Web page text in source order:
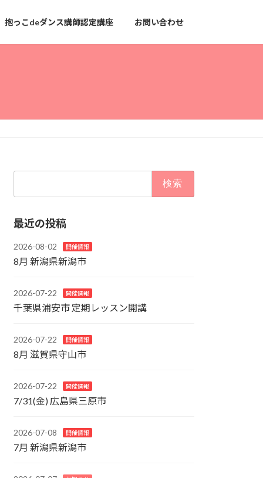
抱っこdeダンス講師認定講座 お問い合わせ
最近の投稿
2026-08-02 開催情報
8月 新潟県新潟市
2026-07-22 開催情報
千葉県浦安市 定期レッスン開講
2026-07-22 開催情報
8月 滋賀県守山市
2026-07-22 開催情報
7/31(金) 広島県三原市
2026-07-08 開催情報
7月 新潟県新潟市